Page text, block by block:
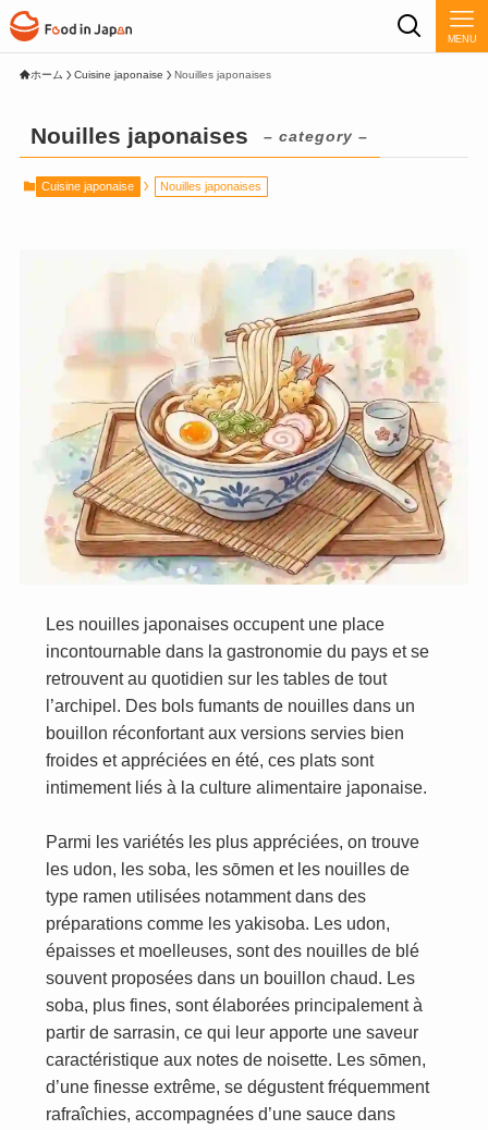
MENU
ホーム Cuisine japonaise Nouilles japonaises
Nouilles japonaises – category –
Cuisine japonaise Nouilles japonaises
Les nouilles japonaises occupent une place
incontournable dans la gastronomie du pays et se
retrouvent au quotidien sur les tables de tout
l’archipel. Des bols fumants de nouilles dans un
bouillon réconfortant aux versions servies bien
froides et appréciées en été, ces plats sont
intimement liés à la culture alimentaire japonaise.
Parmi les variétés les plus appréciées, on trouve
les udon, les soba, les sōmen et les nouilles de
type ramen utilisées notamment dans des
préparations comme les yakisoba. Les udon,
épaisses et moelleuses, sont des nouilles de blé
souvent proposées dans un bouillon chaud. Les
soba, plus fines, sont élaborées principalement à
partir de sarrasin, ce qui leur apporte une saveur
caractéristique aux notes de noisette. Les sōmen,
d’une finesse extrême, se dégustent fréquemment
rafraîchies, accompagnées d’une sauce dans